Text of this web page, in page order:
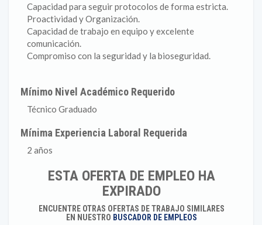
Capacidad para seguir protocolos de forma estricta.
Proactividad y Organización.
Capacidad de trabajo en equipo y excelente
comunicación.
Compromiso con la seguridad y la bioseguridad.
Mínimo Nivel Académico Requerido
Técnico Graduado
Mínima Experiencia Laboral Requerida
2 años
ESTA OFERTA DE EMPLEO HA
EXPIRADO
ENCUENTRE OTRAS OFERTAS DE TRABAJO SIMILARES
EN NUESTRO BUSCADOR DE EMPLEOS